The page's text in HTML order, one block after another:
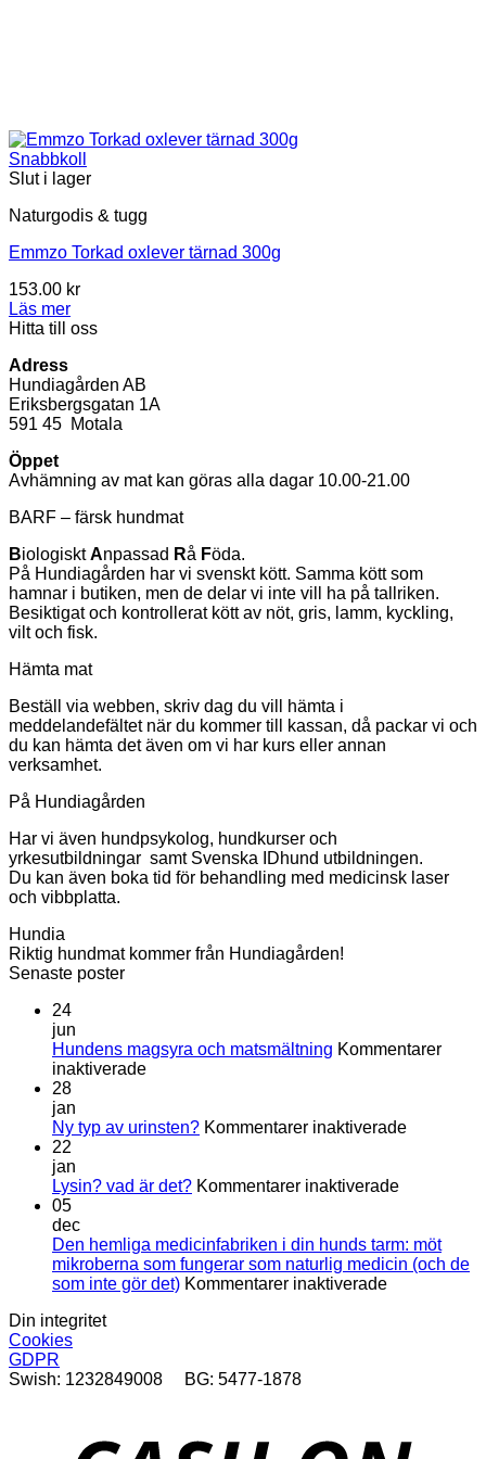
Snabbkoll
Slut i lager
Naturgodis & tugg
Emmzo Torkad oxlever tärnad 300g
153.00 kr
Läs mer
Hitta till oss
Adress
Hundiagården AB
Eriksbergsgatan 1A
591 45 Motala
Öppet
Avhämning av mat kan göras alla dagar 10.00-21.00
BARF – färsk hundmat
BiologisktAnpassad Rå Föda.
På Hundiagården har vi svenskt kött. Samma kött som
hamnar i butiken, men de delar vi inte vill ha på tallriken.
Besiktigat och kontrollerat kött av nöt, gris, lamm, kyckling,
vilt och fisk.
Hämta mat
Beställ via webben, skriv dag du vill hämta i
meddelandefältet när du kommer till kassan, då packar vi och
du kan hämta det även om vi har kurs eller annan
verksamhet.
På Hundiagården
Har vi även hundpsykolog, hundkurser och
yrkesutbildningar samt Svenska IDhund utbildningen.
Du kan även boka tid för behandling med medicinsk laser
och vibbplatta.
Hundia
Riktig hundmat kommer från Hundiagården!
Senaste poster
24
jun
Hundens magsyra och matsmältning Kommentarer
inaktiveradeför
och
28
jan
Ny typ av urinsten? Kommentarer inaktiveradeför
22
jan
Lysin? vad är det? Kommentarer inaktiveradeför
är
det?
05
dec
Den hemliga medicinfabriken i din hunds tarm: möt
mikroberna som fungerar som naturlig medicin (och de
som inte gör det) Kommentarer inaktiveradeför
möt
Din integritet
Cookies
GDPR
Swish: 1232849008 BG: 5477-1878